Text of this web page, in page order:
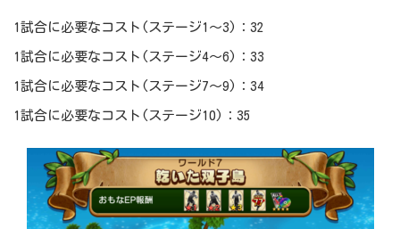
1試合に必要なコスト(ステージ1～3)：32
1試合に必要なコスト(ステージ4～6)：33
1試合に必要なコスト(ステージ7～9)：34
1試合に必要なコスト(ステージ10)：35